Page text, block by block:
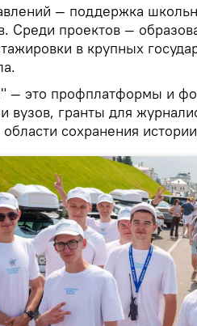
— поддержка
Среди проектов —
в крупных
— это профплатформы и
вузов, гранты для
сохранения